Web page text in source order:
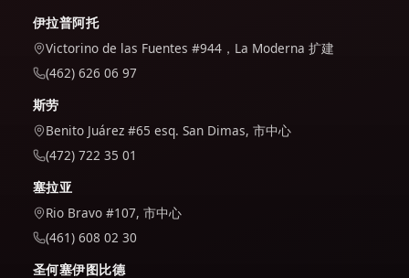
伊拉普阿托
Victorino de las Fuentes #944，La Moderna 扩建
(462) 626 06 97
斯劳
Benito Juárez #65 esq. San Dimas, 市中心
(472) 722 35 01
塞拉亚
Rio Bravo #107, 市中心
(461) 608 02 30
圣何塞伊图比德